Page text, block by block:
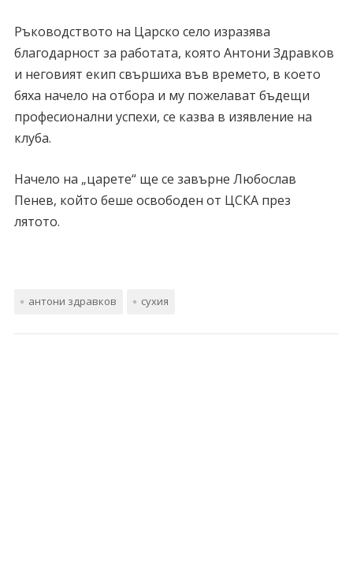
Ръководството на Царско село изразява
благодарност за работата, която Антони Здравков
и неговият екип свършиха във времето, в което
бяха начело на отбора и му пожелават бъдещи
професионални успехи, се казва в изявление на
клуба.
Начело на „царете“ ще се завърне Любослав
Пенев, който беше освободен от ЦСКА през
лятото.
антони здравков сухия